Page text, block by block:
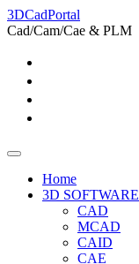
3DCadPortal
Cad/Cam/Cae & PLM
Home
3D SOFTWARE
CAD
MCAD
CAID
CAE